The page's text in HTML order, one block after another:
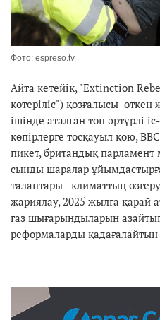
Фото: espreso.tv
Айта кетейік, "Extinction
көтеріліс") қозғалысы
ішінде аталған топ әртүрлі
көпірлерге тосқауыл қою,
пикет, британдық парламент
сынды шаралар
талаптары - климаттың
жариялау, 2025 жылға қарай
газ шығарындыларын
реформаларды қадағалайтын